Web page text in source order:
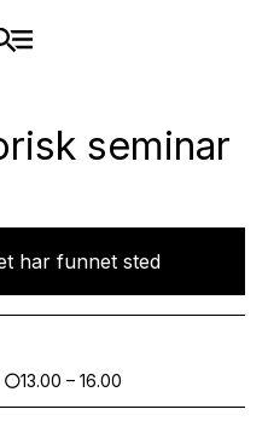
seminar
har funnet sted
13.00 – 16.00